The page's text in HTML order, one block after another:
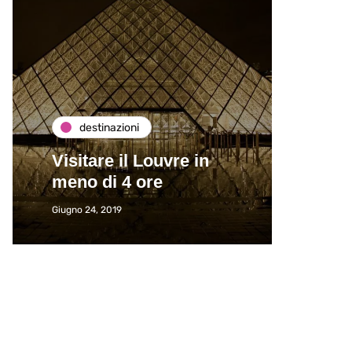
destinazioni
Visitare il Louvre in
meno di 4 ore
Giugno 24, 2019